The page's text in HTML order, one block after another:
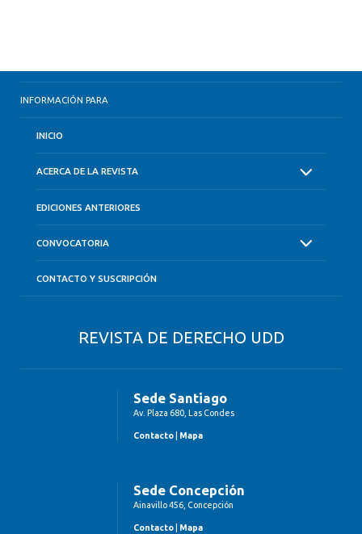
INFORMACIÓN PARA
INICIO
ACERCA DE LA REVISTA
EDICIONES ANTERIORES
CONVOCATORIA
CONTACTO Y SUSCRIPCIÓN
REVISTA DE DERECHO UDD
Sede Santiago
Av. Plaza 680, Las Condes
Contacto Mapa
Sede Concepción
Ainavillo 456, Concepción
Contacto Mapa